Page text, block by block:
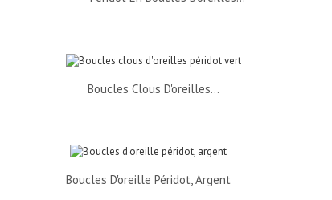
Boucles Clous D'oreilles...
Boucles D'oreille Péridot, Argent